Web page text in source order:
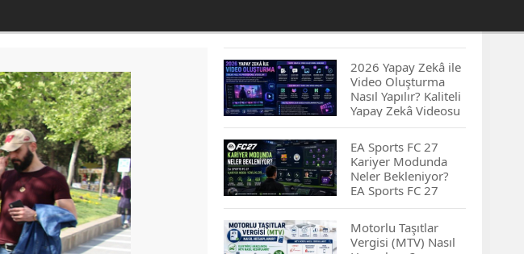
2026 Yapay Zekâ ile
Video Oluşturma
Nasıl Yapılır? Kaliteli
Yapay Zekâ Videosu
Hazırlamanın
İpuçları...
EA Sports FC 27
Kariyer Modunda
Neler Bekleniyor?
EA Sports FC 27
Kariyer Modu
Yenilikleri…
Motorlu Taşıtlar
Vergisi (MTV) Nasıl